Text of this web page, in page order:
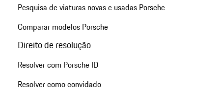
Pesquisa de viaturas novas e usadas Porsche
Comparar modelos Porsche
Direito de resolução
Resolver com Porsche ID
Resolver como convidado